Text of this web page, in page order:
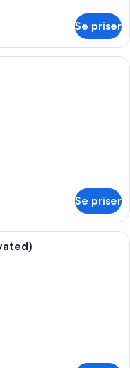
Se priser
med en säng, ett
Se priser
med en stor säng, ett